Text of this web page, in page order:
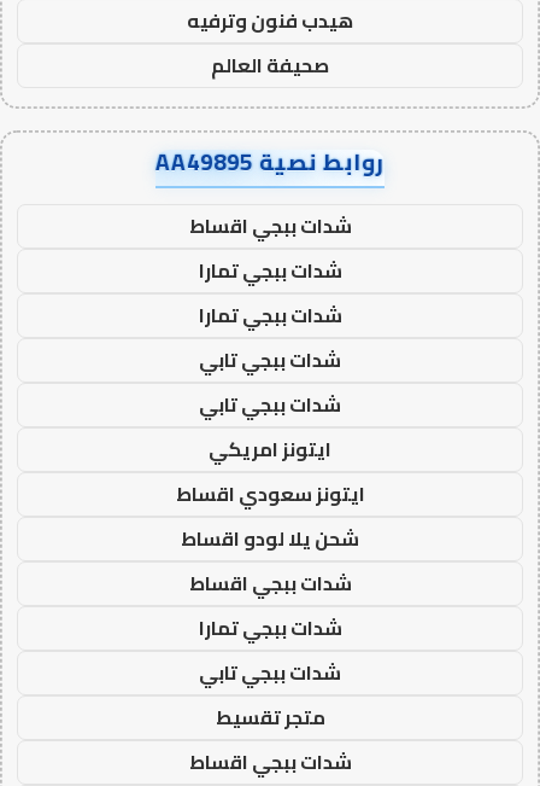
هيدب فنون وترفيه
صحيفة العالم
روابط نصية AA49895
شدات ببجي اقساط
شدات ببجي تمارا
شدات ببجي تمارا
شدات ببجي تابي
شدات ببجي تابي
ايتونز امريكي
ايتونز سعودي اقساط
شحن يلا لودو اقساط
شدات ببجي اقساط
شدات ببجي تمارا
شدات ببجي تابي
متجر تقسيط
شدات ببجي اقساط